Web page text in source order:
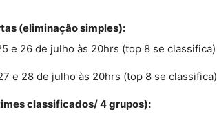
(eliminação simples):
e 26 de julho às 20hrs (top 8 se classifica)
e 28 de julho às 20hrs (top 8 se classifica)
classificados/ 4 grupos):